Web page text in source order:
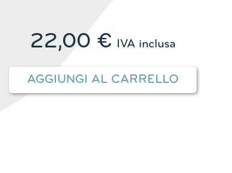
22,00 € IVA inclusa
AGGIUNGI AL CARRELLO